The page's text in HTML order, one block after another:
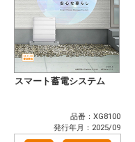
スマート蓄電システム
品番：XG8100
発行年月：2025/09